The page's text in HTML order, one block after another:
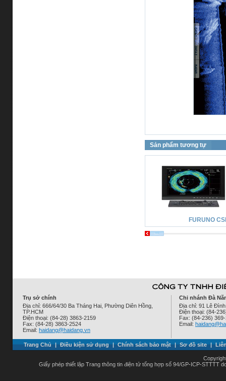
Sản phẩm tương tự
FURUNO
Trụ sở chính
Địa chỉ: 666/64/30 Ba Tháng Hai, Phường Diên Hồng,
TP.HCM
Điện thoại: (84-28) 3863-2159
Fax: (84-28) 3863-2524
Email: haidang@haidang.vn
Chi nhánh Đà
Địa chỉ: 91 Lê
Điện thoại: (84-
Fax: (84-236)
Email:
Trang Chủ | Điều kiện sử dụng | Chính sách bảo mật | Sơ đồ site |
Giấy phép thiết lập Trang thông tin điện tử tổng hợp số 94/GP-ICP-STTTT